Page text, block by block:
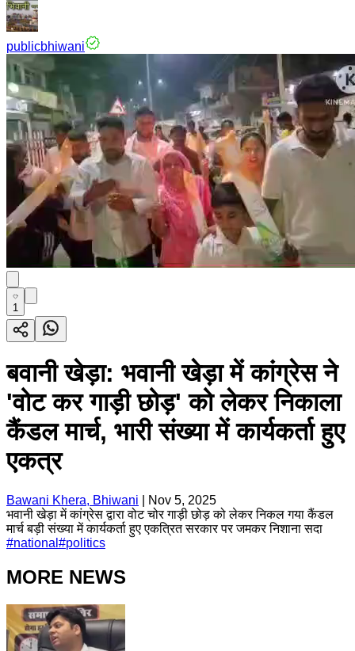
publicbhiwani
1
बवानी खेड़ा: भवानी खेड़ा में कांग्रेस ने
'वोट कर गाड़ी छोड़' को लेकर निकाला
कैंडल मार्च, भारी संख्या में कार्यकर्ता हुए
एकत्र
Bawani Khera, Bhiwani
Nov 5, 2025
भवानी खेड़ा में कांग्रेस द्वारा वोट चोर गाड़ी छोड़ को लेकर निकल गया कैंडल
मार्च बड़ी संख्या में कार्यकर्ता हुए एकत्रित सरकार पर जमकर निशाना सदा
#national #politics
MORE NEWS